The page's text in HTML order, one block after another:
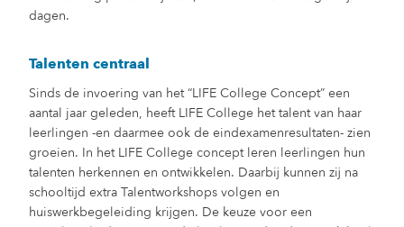
dagen.
Talenten centraal
Sinds de invoering van het “LIFE College Concept” een
aantal jaar geleden, heeft LIFE College het talent van haar
leerlingen -en daarmee ook de eindexamenresultaten- zien
groeien. In het LIFE College concept leren leerlingen hun
talenten herkennen en ontwikkelen. Daarbij kunnen zij na
schooltijd extra Talentworkshops volgen en
huiswerkbegeleiding krijgen. De keuze voor een